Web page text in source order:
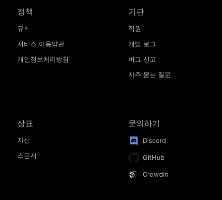
정책
규칙
서비스 이용약관
개인정보처리방침
기관
직원
개발 로그
버그 신고
자주 묻는 질문
상표
자산
스폰서
문의하기
Discord
GitHub
Crowdin